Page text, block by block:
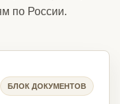
по России.
БЛОК ДОКУМЕНТОВ